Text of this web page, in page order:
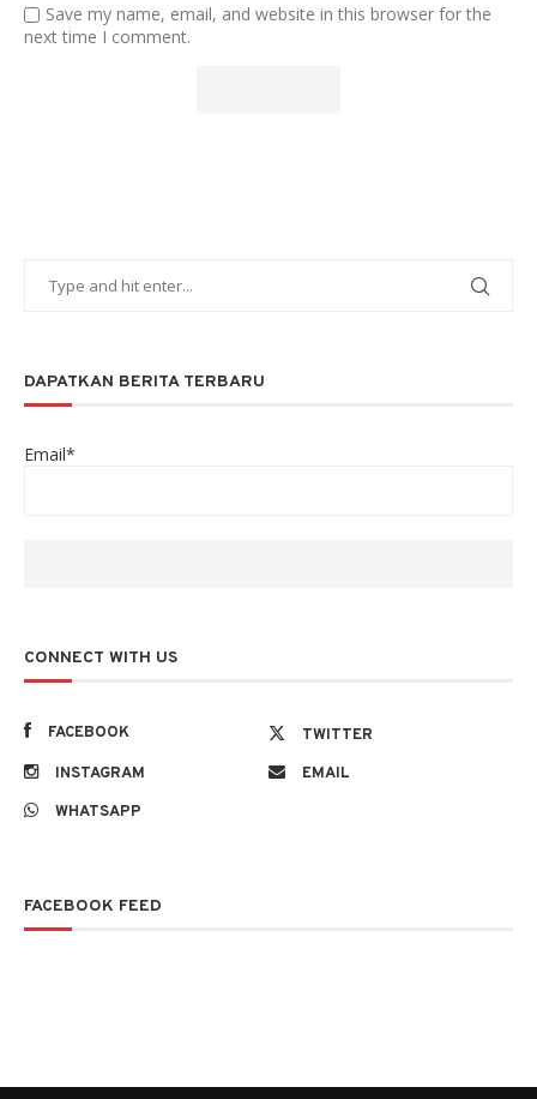
Save my name, email, and website in this browser for the
next time I comment.
DAPATKAN BERITA TERBARU
Email*
CONNECT WITH US
FACEBOOK
TWITTER
INSTAGRAM
EMAIL
WHATSAPP
FACEBOOK FEED